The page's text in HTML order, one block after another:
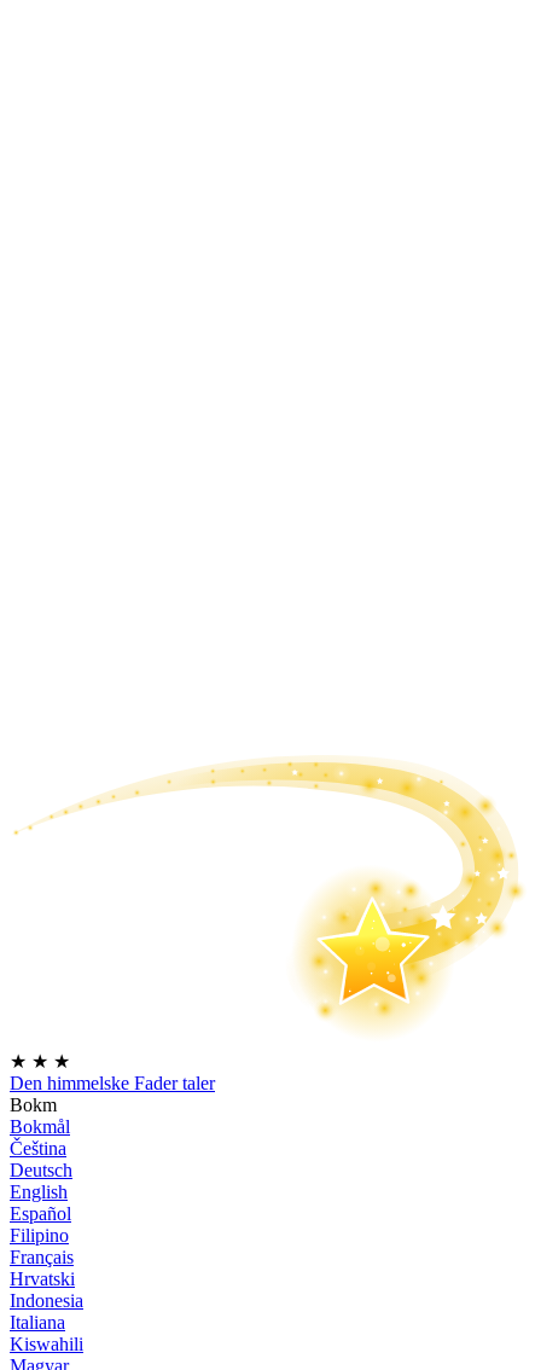
★ ★ ★
Den himmelske Fader taler
Bokm
Bokmål
Čeština
Deutsch
English
Español
Filipino
Français
Hrvatski
Indonesia
Italiana
Kiswahili
Magyar